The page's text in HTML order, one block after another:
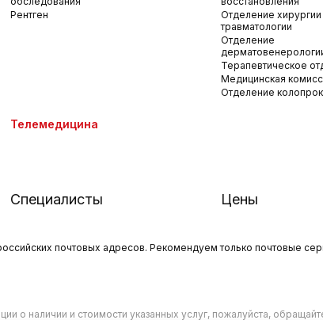
Рентген
Отделение хирургии
травматологии
Отделение
Терапевтическое
Медицинская
Отделение
Телемедицина
Специалисты Цены
почтовых адресов. Рекомендуем только почтовые
о наличии и стоимости указанных услуг, пожалуйста,